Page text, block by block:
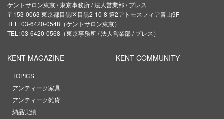
ケントサロン東京 / 東京事務所 / 法人営業部 / プレス
〒153-0063 東京都目黒区目黒2-10-8 第2アトモスフィア青山9F
TEL: 03-6420-0548（ケントサロン東京）
TEL: 03-6420-0568（東京事務所 / 法人営業部 / プレス）
KENT MAGAZINE
TOPICS
アンティーク家具
アンティーク雑貨
納品実績
KENT COMMUNITY